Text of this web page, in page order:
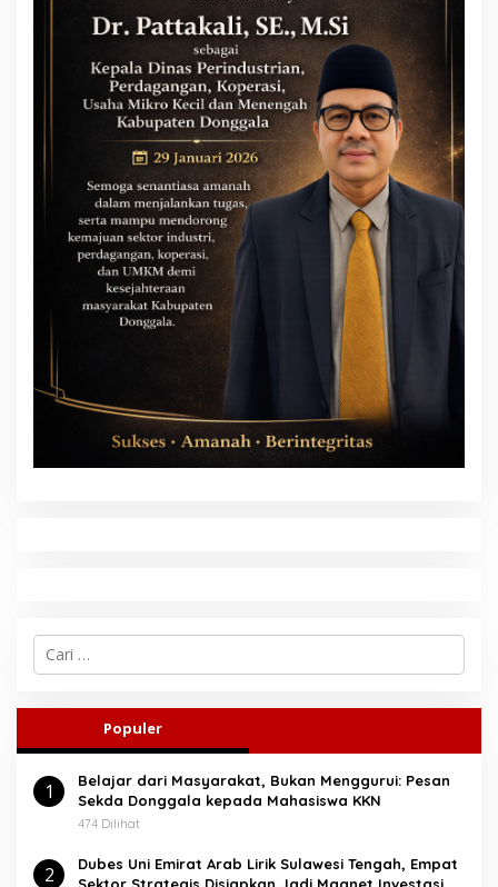
C
i
n
u
k
Populer
1
Belajar dari Masyarakat, Bukan Menggurui: Pesan
Sekda Donggala kepada Mahasiswa KKN
474 Dilihat
2
Dubes Uni Emirat Arab Lirik Sulawesi Tengah, Empat